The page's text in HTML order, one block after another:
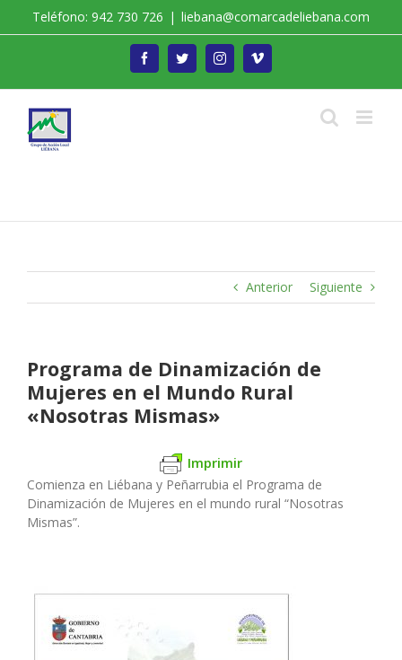
Teléfono: 942 730 726 | liebana@comarcadeliebana.com
FacebookTwitterInstagramVimeo
Anterior Siguiente
Programa de Dinamización de
Mujeres en el Mundo Rural
«Nosotras Mismas»
Imprimir
Comienza en Liébana y Peñarrubia el Programa de
Dinamización de Mujeres en el mundo rural “Nosotras
Mismas”.